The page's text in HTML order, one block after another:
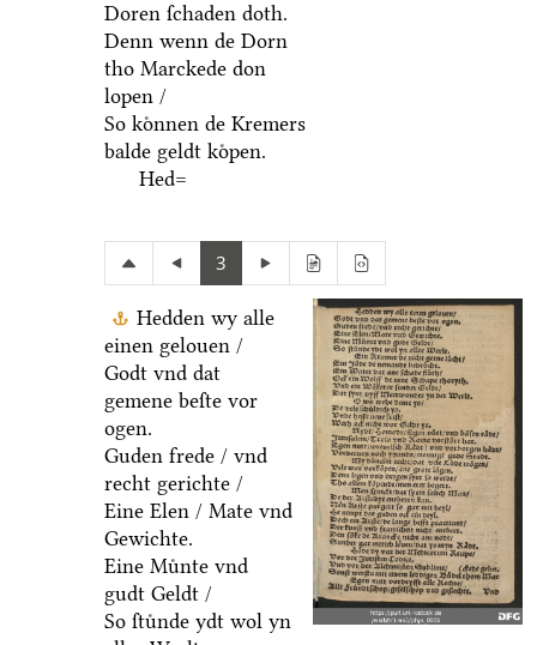
Doren ſchaden doth.
Denn wenn de Dorn
tho Marckede don
lopen /
So koͤnnen de Kremers
balde geldt koͤpen.
Hed=
3
Hedden wy alle
einen gelouen /
Godt vnd dat
gemene beſte vor
ogen.
Guden frede / vnd
recht gerichte /
Eine Elen / Mate vnd
Gewichte.
Eine Muͤnte vnd
gudt Geldt /
So ſtuͤnde ydt wol yn